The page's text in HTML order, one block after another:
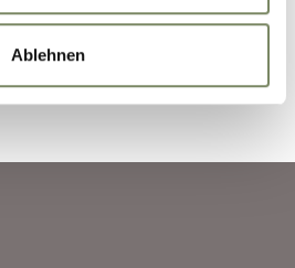
Ablehnen
Submit Inquiry